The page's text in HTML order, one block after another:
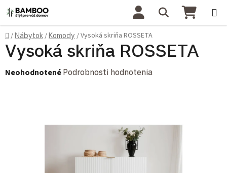
Prejsť na obsah Hľadať
Domov
/Nábytok /Komody /Vysoká skriňa ROSSETA
Vysoká skriňa ROSSETA
Priemerné hodnotenie produktu je 0,0 z 5 hviezdičiek.
Neohodnotené Podrobnosti hodnotenia